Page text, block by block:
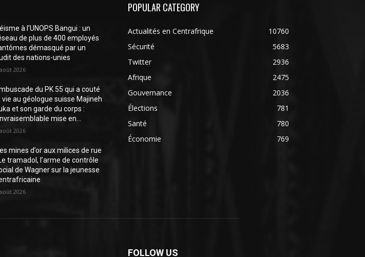
à l’UNOPS Bangui : un
de plus de 400 employés
démasqué par un
des nations-unies
2026
du PK 55 qui a couté
vie au géologue suisse Majineh
et son garde du corps :
mise en...
2026
mines d’or aux milices de rue
tramadol, l’arme de contrôle
de Wagner sur la jeunesse
2026
POPULAR CATEGORY
Actualités en Centrafrique
10760
Sécurité
5683
Twitter
2936
Afrique
2475
Gouvernance
2036
Élections
781
Santé
780
Économie
769
FOLLOW US